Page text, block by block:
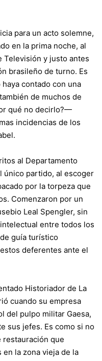
para un acto solemne,
en la prima noche, al
Televisión y justo antes
brasileño de turno. Es
contado con una
de muchos de
qué no decirlo?—
incidencias de los
al Departamento
único partido, al escoger
por la torpeza que
Comenzaron por un
Leal Spengler, sin
entre todos los
guía turístico
deferentes ante el
Historiador de La
cuando su empresa
del pulpo militar Gaesa,
sus jefes. Es como si no
restauración que
la zona vieja de la